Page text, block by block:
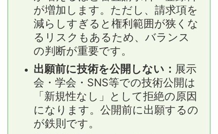
が増加します。ただし、請求項を
減らしすぎると権利範囲が狭くな
るリスクもあるため、バランス
の判断が重要です。
出願前に技術を公開しない： 展示
会・学会・SNS等での技術公開は
「新規性なし」として拒絶の原因
になります。公開前に出願するの
が鉄則です。